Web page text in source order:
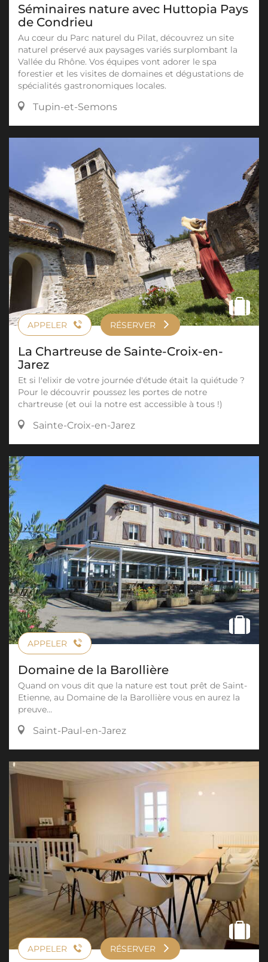
Séminaires nature avec Huttopia Pays
de Condrieu
Au cœur du Parc naturel du Pilat, découvrez un site
naturel préservé aux paysages variés surplombant la
Vallée du Rhône. Vos équipes vont adorer le spa
forestier et les visites de domaines et dégustations de
spécialités gastronomiques locales.
Tupin-et-Semons
APPELER RÉSERVER
La Chartreuse de Sainte-Croix-en-
Jarez
Et si l'elixir de votre journée d'étude était la quiétude ?
Pour le découvrir poussez les portes de notre
chartreuse (et oui la notre est accessible à tous !)
Sainte-Croix-en-Jarez
APPELER
Domaine de la Barollière
Quand on vous dit que la nature est tout prêt de Saint-
Etienne, au Domaine de la Barollière vous en aurez la
preuve…
Saint-Paul-en-Jarez
APPELER RÉSERVER